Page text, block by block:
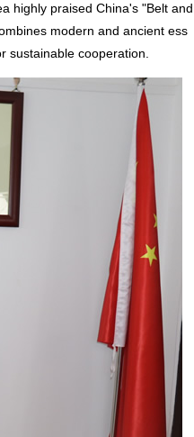
highly praised China's "Belt and
modern and ancient ess
sustainable cooperation.